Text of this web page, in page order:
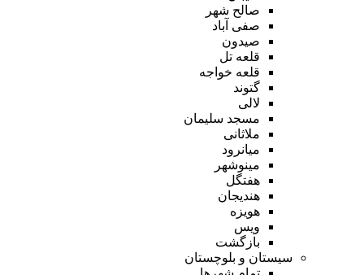
صالح شهر
صفی آباد
صیدون
قلعه تل
قلعه خواجه
گتوند
لالی
مسجد سلیمان
ملاثانی
میانرود
مینوشهر
هفتگل
هندیجان
هویزه
ویس
بازگشت
سیستان و بلوچستان